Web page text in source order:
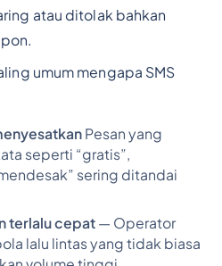
atau ditolak bahkan
umum mengapa SMS
Pesan yang
seperti “gratis”,
sering ditandai
terlalu cepat— Operator
lalu lintas yang tidak biasa